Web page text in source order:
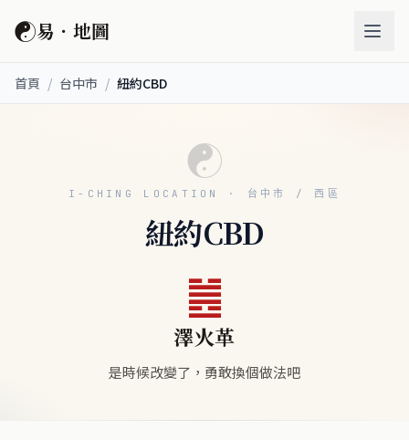
☯易．地圖
首頁 / 台中市 / 紐約CBD
☯
I-CHING LOCATION · 台中市 / 西區
紐約CBD
䷰
澤火革
是時候改變了，勇敢換個做法吧